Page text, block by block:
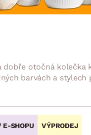
DOPLŇKY
Zahradní doplňky
otočná kolečka
barvách a stylech
E-SHOPU VÝPRODEJ